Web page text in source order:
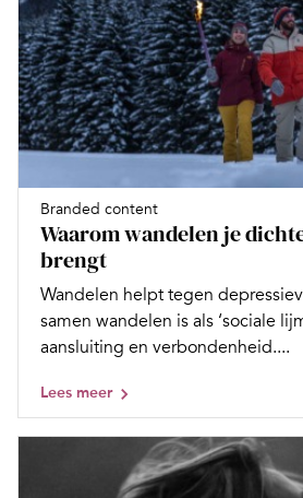
Branded content
Waarom wandelen je
brengt
Wandelen helpt tegen
samen wandelen is als ‘sociale
aansluiting en verbondenheid....
Lees meer